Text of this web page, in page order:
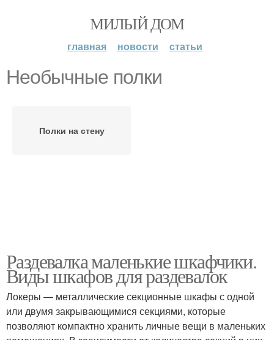
МИЛЫЙ ДОМ
главная новости статьи
Необычные полки
Полки на стену
Раздевалка маленькие шкафчики.
Виды шкафов для раздевалок
Локеры — металлические секционные шкафы с одной
или двумя закрывающимися секциями, которые
позволяют компактно хранить личные вещи в маленьких